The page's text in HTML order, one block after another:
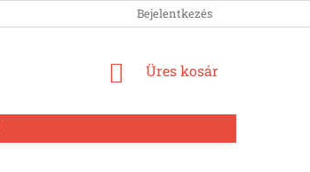
Bejelentkezés
KOSÁR
Üres kosár